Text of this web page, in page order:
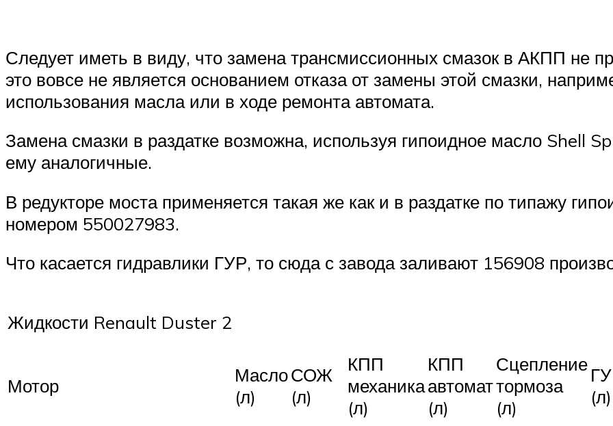
Следует иметь в виду, что замена трансмиссионных смазок в АКПП не
это вовсе не является основанием отказа от замены этой смазки,
использования масла или в ходе ремонта автомата.
Замена смазки в раздатке возможна, используя гипоидное масло Shell
ему аналогичные.
В редукторе моста применяется такая же как и в раздатке по типажу
номером 550027983.
Что касается гидравлики ГУР, то сюда с завода заливают 156908
Жидкости Renault Duster 2
Мотор
Масло
(л)
СОЖ
(л)
КПП
механика
(л)
КПП
автомат
(л)
Сцепление
тормоза
(л)
(л)